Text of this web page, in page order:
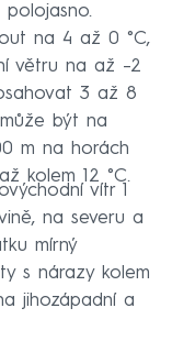
na 4 až 0 °C,
větru na až –2
3 až 8
být na
m na horách
kolem 12 °C.
vítr 1
na severu a
mírný
s nárazy kolem
jihozápadní a